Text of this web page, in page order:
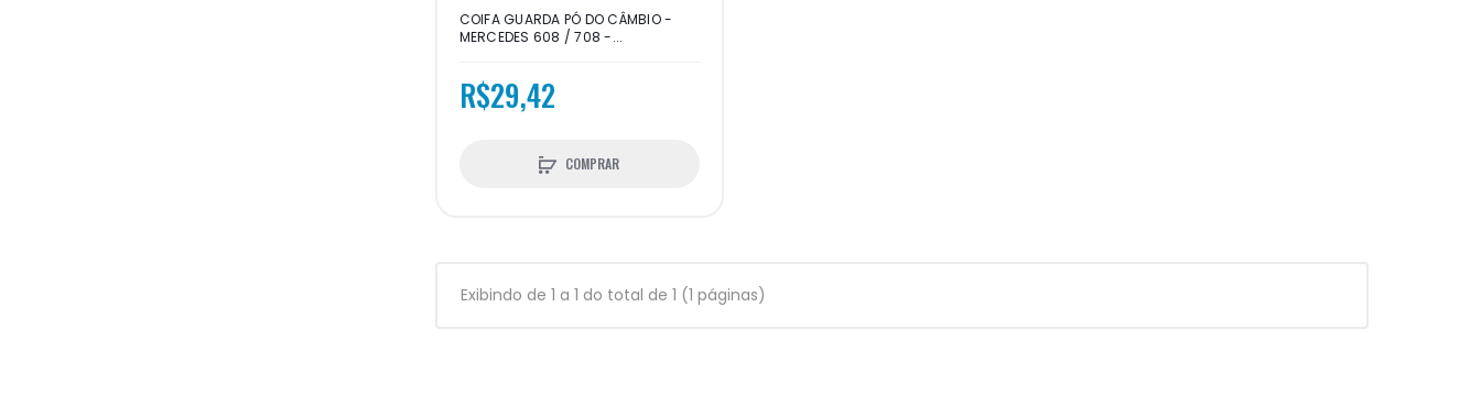
COIFA GUARDA PÓ DO CÂMBIO -
MERCEDES 608 / 708 -...
R$29,42
COMPRAR
Exibindo de 1 a 1 do total de 1 (1 páginas)